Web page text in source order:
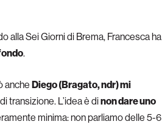
alla Sei Giorni di Brema, Francesca ha
.
anche Diego (Bragato, ndr) mi
transizione. L’idea è dinon dare uno
minima: non parliamo delle 5-6